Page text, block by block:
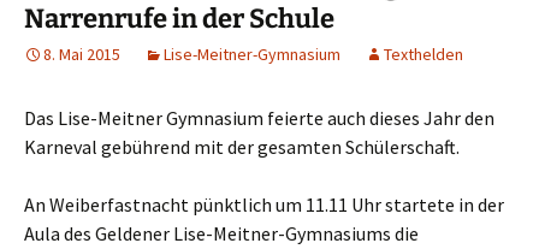
Narrenrufe in der Schule
8. Mai 2015 Lise-Meitner-Gymnasium Texthelden
Das Lise-Meitner Gymnasium feierte auch dieses Jahr den
Karneval gebührend mit der gesamten Schülerschaft.
An Weiberfastnacht pünktlich um 11.11 Uhr startete in der
Aula des Geldener Lise-Meitner-Gymnasiums die